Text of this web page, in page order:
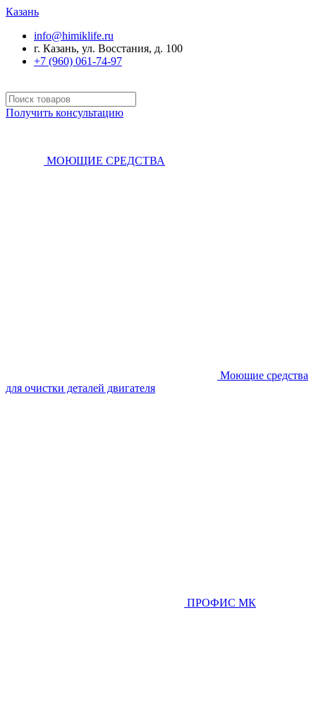
Казань
info@himiklife.ru
г. Казань, ул. Восстания, д. 100
+7 (960) 061-74-97
Получить консультацию
МОЮЩИЕ СРЕДСТВА
Моющие средства
для очистки деталей двигателя
ПРОФИС МК